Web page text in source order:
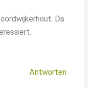
Da
Antworten